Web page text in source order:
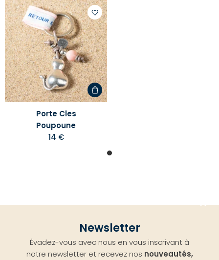
Ajouter
à
votre
liste
d'envies
Porte Cles
Poupoune
14 €
Newsletter
Évadez-vous avec nous en vous inscrivant à
notre newsletter et recevez nos nouveautés,